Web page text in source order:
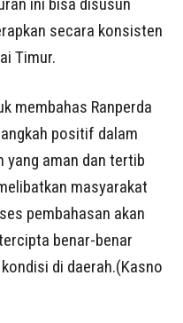
ini bisa disusun
secara konsisten
Timur.
membahas Ranperda
positif dalam
yang aman dan tertib
masyarakat
pembahasan akan
benar-benar
di daerah.(Kasno